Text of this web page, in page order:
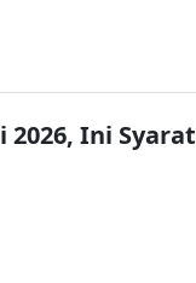
2026, Ini Syarat